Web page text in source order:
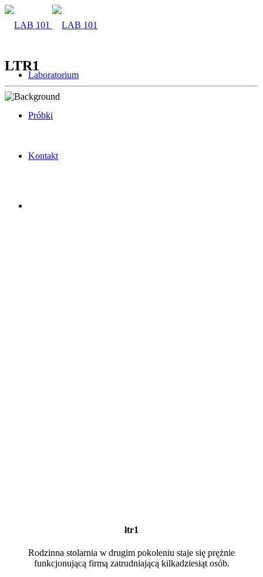
Laboratorium
Próbki
Kontakt
LTR1
ltr1
Rodzinna stolarnia w drugim pokoleniu staje się prężnie
funkcjonującą firmą zatrudniającą kilkadziesiąt osób.